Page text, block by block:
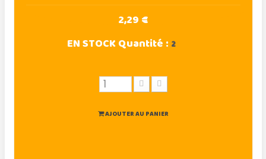
2,29 €
EN STOCKQuantité : 2
AJOUTER AU PANIER